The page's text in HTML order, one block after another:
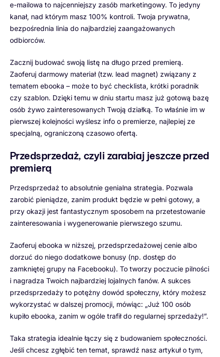
e-mailowa to najcenniejszy zasób marketingowy. To jedyny
kanał, nad którym masz 100% kontroli. Twoja prywatna,
bezpośrednia linia do najbardziej zaangażowanych
odbiorców.
Zacznij budować swoją listę na długo przed premierą.
Zaoferuj darmowy materiał (tzw. lead magnet) związany z
tematem ebooka – może to być checklista, krótki poradnik
czy szablon. Dzięki temu w dniu startu masz już gotową bazę
osób żywo zainteresowanych Twoją działką. To właśnie im w
pierwszej kolejności wyślesz info o premierze, najlepiej ze
specjalną, ograniczoną czasowo ofertą.
Przedsprzedaż, czyli zarabiaj jeszcze przed
premierą
Przedsprzedaż to absolutnie genialna strategia. Pozwala
zarobić pieniądze, zanim produkt będzie w pełni gotowy, a
przy okazji jest fantastycznym sposobem na przetestowanie
zainteresowania i wygenerowanie pierwszego szumu.
Zaoferuj ebooka w niższej, przedsprzedażowej cenie albo
dorzuć do niego dodatkowe bonusy (np. dostęp do
zamkniętej grupy na Facebooku). To tworzy poczucie pilności
i nagradza Twoich najbardziej lojalnych fanów. A sukces
przedsprzedaży to potężny dowód społeczny, który możesz
wykorzystać w dalszej promocji, mówiąc: „Już 100 osób
kupiło ebooka, zanim w ogóle trafił do regularnej sprzedaży!”.
Taka strategia idealnie łączy się z budowaniem społeczności.
Jeśli chcesz zgłębić ten temat, sprawdź nasz artykuł o tym,